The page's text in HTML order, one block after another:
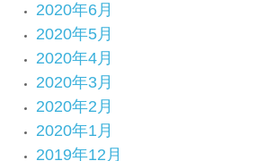
2020年6月
2020年5月
2020年4月
2020年3月
2020年2月
2020年1月
2019年12月